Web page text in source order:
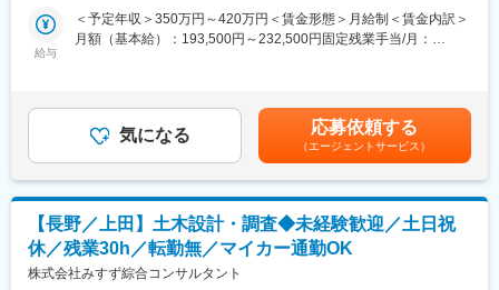
百貨店販売員、建築資材営業、葬祭ディレクター、カーディーラ
ー、紳士服販売員、ホテル・旅館などからご転職されています。
(1)お客様に感謝されるお仕事
大切なご家族を亡くされた皆様の心に寄り添う仕事です。
亡き方のこと、ご家族のこと、一つひとつを知り、ご供養の想い
を形にし、信頼関係の中で「ありがとう」と お客様から感謝さ
れ、ご家族の絆とサポートできる大変やりがいのある仕事です。
(2)ワークライフバランスの充実
仕事とプライベートや家庭の両立が出来るよう、定時退社を推奨
しています。その為社員のほとんどが18:30には退社しています！
■職務概要
仏壇・墓地・霊園等の販売事業を行う当社にて、来店頂くお客様
いたします。
■具体的な業務内容
◎チラシやSNS、地域イベントなどの販促活動
◎少人数チームのマネジメント（1店舗3～5名）など
給与
＜予定年収＞350万円～420万円＜賃金形態＞月給制＜賃金内訳＞
月額（基本給）：193,500円～232,500円固定残業手当/月：
ル年収▼店長3年目／年収617万円（月給40万円（手当含む）＋賞
与2回（60万円）＋特別報酬（70万円） ▼店長15年目／年収1064
万円（月給60円（手当含む）＋賞与2回（144万円）＋特別報酬
（200万円）■キャリアアップ店長（1等級～3等級)→スーパーバ
イザー（4等級)→役員賃金はあくまでも目安の金額であり、選考
を通じて上下する可能性があります。月給(月額)は固定手当を含め
た表記です。
気になる 応募依頼する
（エージェントサービス）
【長野／上田】土木設計・調査◆未経験歓迎／土日祝
休／残業30h／転勤無／マイカー通勤OK
株式会社みすず綜合コンサルタント